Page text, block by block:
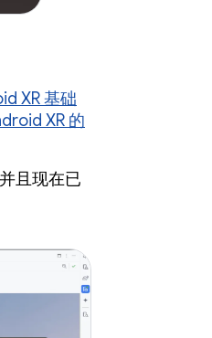
XR 基础
XR 的
且现在已